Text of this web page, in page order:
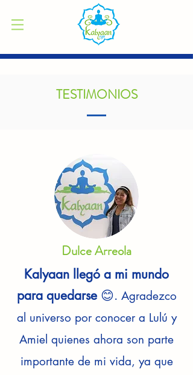
TESTIMONIOS
Dulce Arreola
Kalyaan llegó a mi mundo
para quedarse😊. Agradezco
al universo por conocer a Lulú y
Amiel quienes ahora son parte
importante de mi vida, ya que